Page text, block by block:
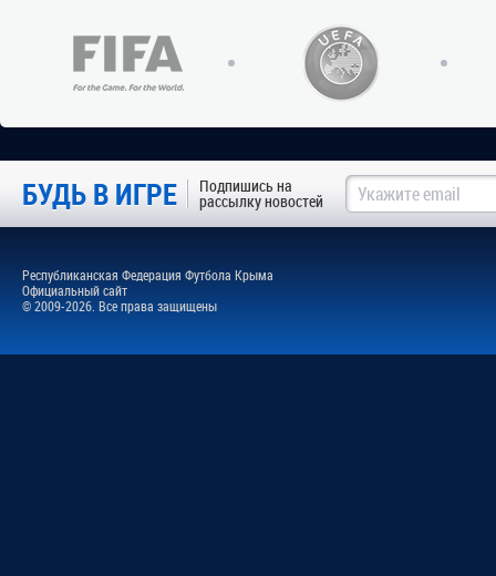
БУДЬ В ИГРЕ Подпишись на
рассылку новостей
Республиканская Федерация Футбола Крыма
Официальный сайт
© 2009-2026. Все права защищены